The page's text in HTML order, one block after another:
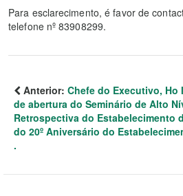
Para esclarecimento, é favor de
telefone nº 83908299.
Anterior: Chefe do Executivo, Ho
de abertura do Seminário de Alto
Retrospectiva do Estabelecimento
do 20º Aniversário do
.